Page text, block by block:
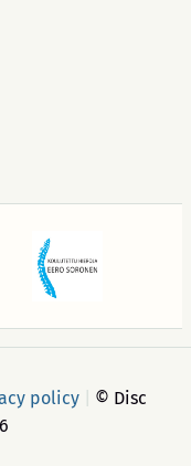
policy
© Disc